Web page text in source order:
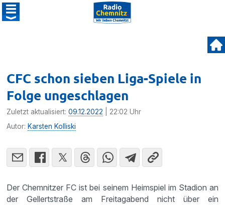
CFC schon sieben Liga-Spiele in
Folge ungeschlagen
Zuletzt aktualisiert:09.12.2022 | 22:02 Uhr
Autor: Karsten Kolliski
Der Chemnitzer FC ist bei seinem Heimspiel im Stadion an
der Gellertstraße am Freitagabend nicht über ein